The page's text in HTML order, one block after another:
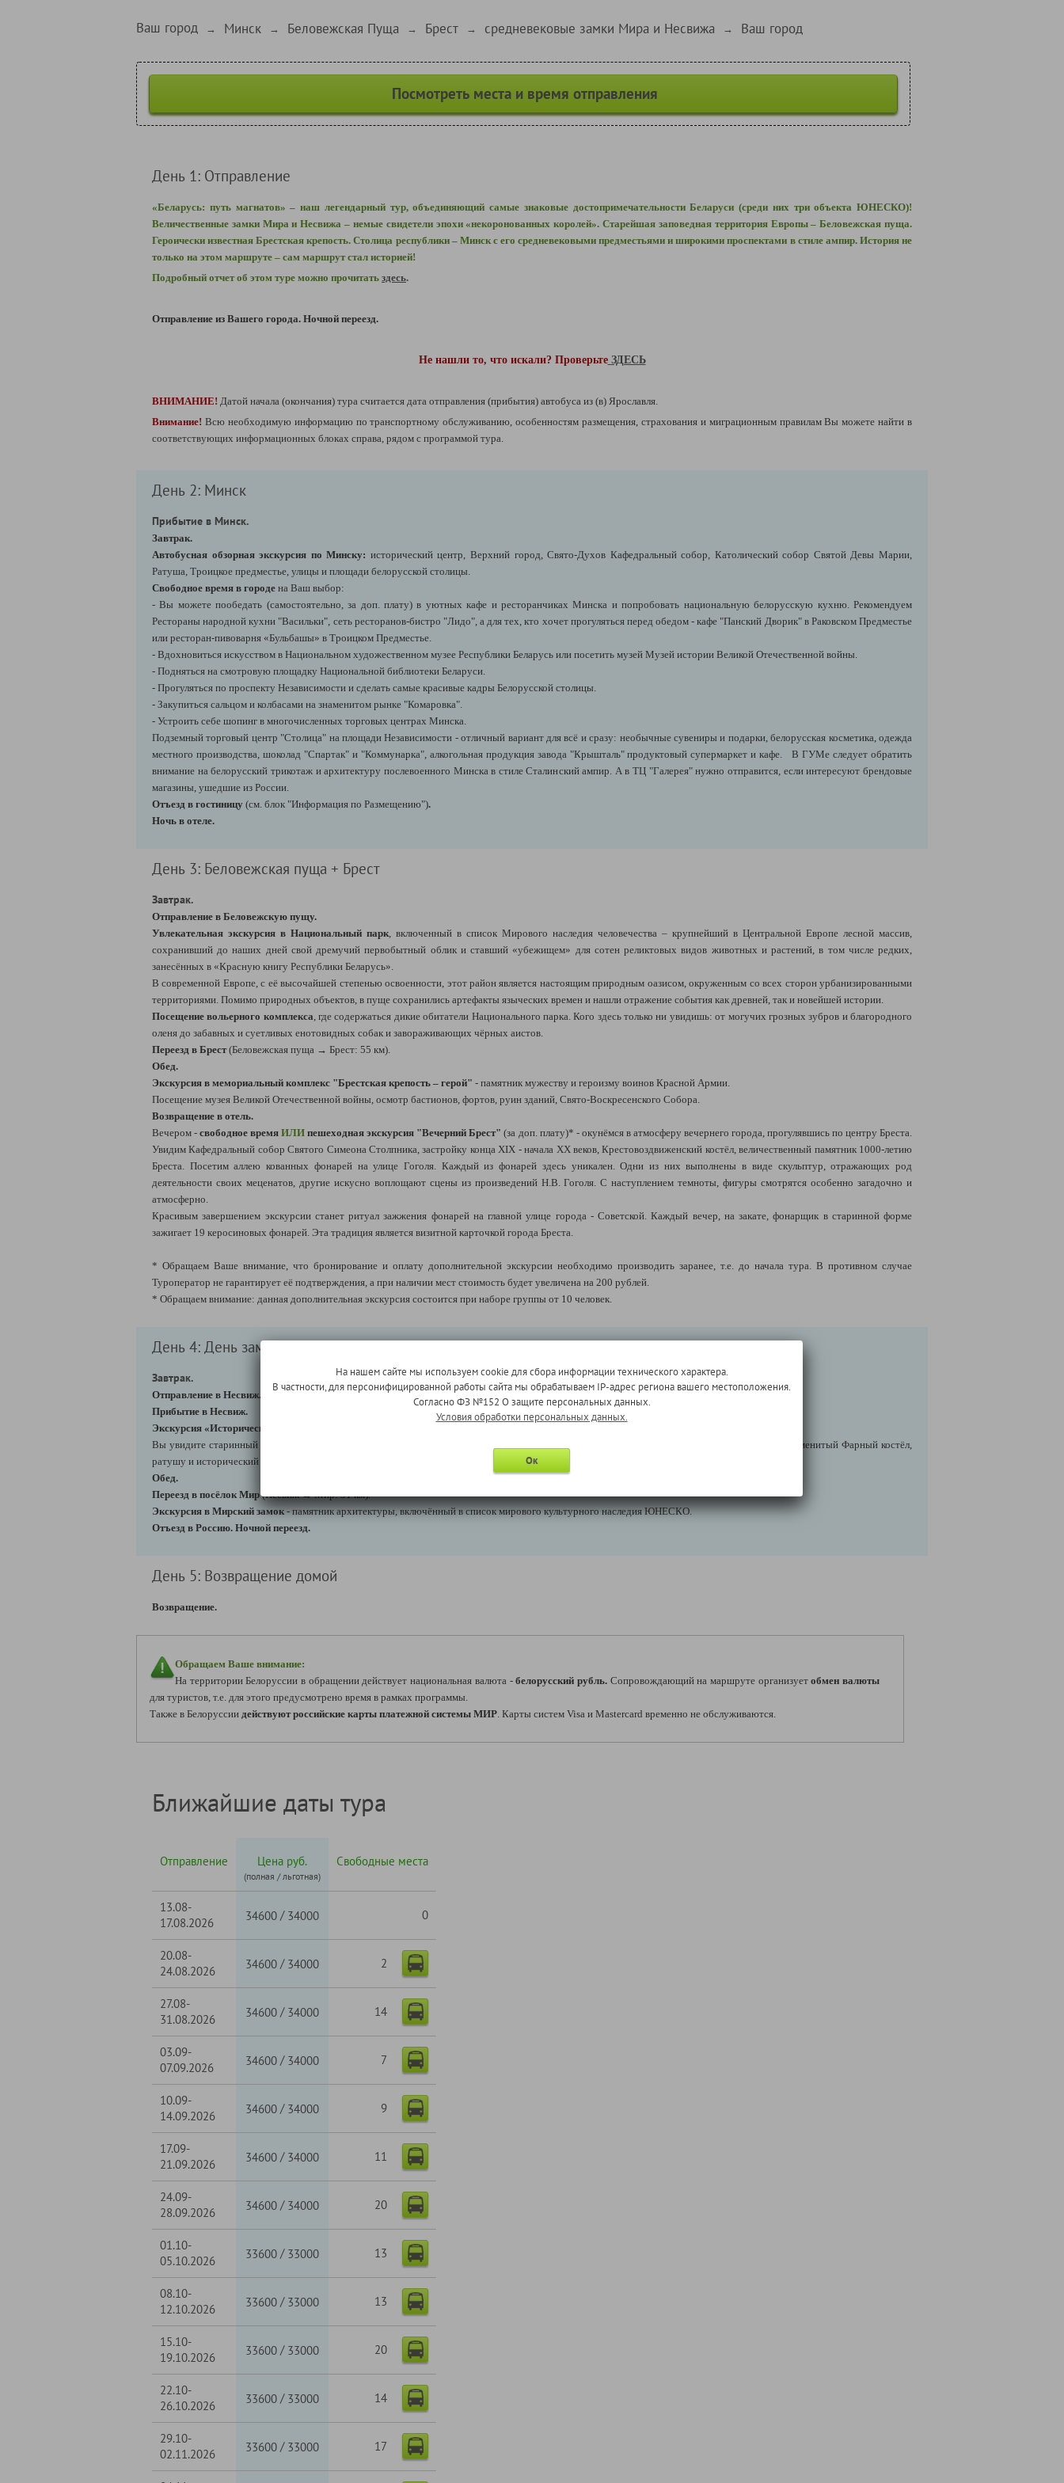
Ваш город → Минск → Беловежская Пуща → Брест → средневековые замки Мира и Несвижа → Ваш город
Посмотреть места и время отправления
День 1: Отправление
«Беларусь: путь магнатов» – наш легендарный тур, объединяющий самые знаковые достопримечательности Беларуси (среди них три объекта ЮНЕСКО)!
Величественные замки Мира и Несвижа – немые свидетели эпохи «некоронованных королей». Старейшая заповедная территория Европы – Беловежская пуща.
Героически известная Брестская крепость. Столица республики – Минск с его средневековыми предместьями и широкими проспектами в стиле ампир. История не
только на этом маршруте – сам маршрут стал историей!
Подробный отчет об этом туре можно прочитать здесь.
Отправление из Вашего города. Ночной переезд.
Не нашли то, что искали? Проверьте ЗДЕСЬ
ВНИМАНИЕ! Датой начала (окончания) тура считается дата отправления (прибытия) автобуса из (в) Ярославля.
Внимание! Всю необходимую информацию по транспортному обслуживанию, особенностям размещения, страхования и миграционным правилам Вы можете найти в
соответствующих информационных блоках справа, рядом с программой тура.
День 2: Минск
Прибытие в Минск.
Завтрак.
Автобусная обзорная экскурсия по Минску: исторический центр, Верхний город, Свято-Духов Кафедральный собор, Католический собор Святой Девы Марии,
Ратуша, Троицкое предместье, улицы и площади белорусской столицы.
Свободное время в городе на Ваш выбор:
- Вы можете пообедать (самостоятельно, за доп. плату) в уютных кафе и ресторанчиках Минска и попробовать национальную белорусскую кухню. Рекомендуем
Рестораны народной кухни "Васильки", сеть ресторанов-бистро "Лидо", а для тех, кто хочет прогуляться перед обедом - кафе "Панский Дворик" в Раковском Предместье
или ресторан-пивоварня «Бульбашы» в Троицком Предместье.
- Вдохновиться искусством в Национальном художественном музее Республики Беларусь или посетить музей Музей истории Великой Отечественной войны.
- Подняться на смотровую площадку Национальной библиотеки Беларуси.
- Прогуляться по проспекту Независимости и сделать самые красивые кадры Белорусской столицы.
- Закупиться сальцом и колбасами на знаменитом рынке "Комаровка".
- Устроить себе шопинг в многочисленных торговых центрах Минска.
Подземный торговый центр "Столица" на площади Независимости - отличный вариант для всё и сразу: необычные сувениры и подарки, белорусская косметика, одежда
местного производства, шоколад "Спартак" и "Коммунарка", алкогольная продукция завода "Крышталь" продуктовый супермаркет и кафе. В ГУМе следует обратить
внимание на белорусский трикотаж и архитектуру послевоенного Минска в стиле Сталинский ампир. А в ТЦ "Галерея" нужно отправится, если интересуют брендовые
магазины, ушедшие из России.
Отъезд в гостиницу (см. блок "Информация по Размещению").
Ночь в отеле.
День 3: Беловежская пуща + Брест
Завтрак.
Отправление в Беловежскую пущу.
Увлекательная экскурсия в Национальный парк, включенный в список Мирового наследия человечества – крупнейший в Центральной Европе лесной массив,
сохранивший до наших дней свой дремучий первобытный облик и ставший «убежищем» для сотен реликтовых видов животных и растений, в том числе редких,
занесённых в «Красную книгу Республики Беларусь».
В современной Европе, с её высочайшей степенью освоенности, этот район является настоящим природным оазисом, окруженным со всех сторон урбанизированными
территориями. Помимо природных объектов, в пуще сохранились артефакты языческих времен и нашли отражение события как древней, так и новейшей истории.
Посещение вольерного комплекса, где содержаться дикие обитатели Национального парка. Кого здесь только ни увидишь: от могучих грозных зубров и благородного
оленя до забавных и суетливых енотовидных собак и завораживающих чёрных аистов.
Переезд в Брест(Беловежская пуща → Брест: 55 км).
Обед.
Экскурсия в мемориальный комплекс "Брестская крепость – герой" - памятник мужеству и героизму воинов Красной Армии.
Посещение музея Великой Отечественной войны, осмотр бастионов, фортов, руин зданий, Свято-Воскресенского Собора.
Возвращение в отель.
Вечером -свободное времяИЛИ пешеходная экскурсия "Вечерний Брест" (за доп. плату)* - окунёмся в атмосферу вечернего города, прогулявшись по центру Бреста.
Увидим Кафедральный собор Святого Симеона Столпника, застройку конца XIX - начала XX веков, Крестовоздвиженский костёл, величественный памятник 1000-летию
Бреста. Посетим аллею кованных фонарей на улице Гоголя. Каждый из фонарей здесь уникален. Одни из них выполнены в виде скульптур, отражающих род
деятельности своих меценатов, другие искусно воплощают сцены из произведений Н.В. Гоголя. С наступлением темноты, фигуры смотрятся особенно загадочно и
атмосферно.
Красивым завершением экскурсии станет ритуал зажжения фонарей на главной улице города - Советской. Каждый вечер, на закате, фонарщик в старинной форме
зажигает 19 керосиновых фонарей. Эта традиция является визитной карточкой города Бреста.
* Обращаем Ваше внимание, что бронирование и оплату дополнительной экскурсии необходимо производить заранее, т.е. до начала тура. В противном случае
Туроператор не гарантирует её подтверждения, а при наличии мест стоимость будет увеличена на 200 рублей.
* Обращаем внимание: данная дополнительная экскурсия состоится при наборе группы от 10 человек.
День 4: День замков
Завтрак.
Отправление в Несвиж. (Брест→ Несвиж: 277 км)
Прибытие в Несвиж.
Экскурсия «Исторические и архитектурные памятники Несвижа».
Вы увидите старинный Несвижский замок (внешний осмотр), принадлежавший династии «некоронованных королей» Радзивиллов, а также знаменитый Фарный костёл,
ратушу и исторический парковый ансамбль.
Обед.
Переезд в посёлок Мир(Несвиж → Мир: 31 км).
Экскурсия в Мирский замок- памятник архитектуры, включённый в список мирового культурного наследия ЮНЕСКО.
Отъезд в Россию. Ночной переезд.
День 5: Возвращение домой
Возвращение.
Обращаем Ваше внимание:
На территории Белоруссии в обращении действует национальная валюта -белорусский рубль.Сопровождающий на маршруте организуетобмен валюты
для туристов, т.е. для этого предусмотрено время в рамках программы.
Также в Белоруссии действуют российские карты платежной системы МИР. Карты систем Visa и Mastercard временно не обслуживаются.
Ближайшие даты тура
Отправление Цена руб.
(полная / льготная)
Свободные места
13.08-
17.08.2026
34600 / 34000 0
20.08-
24.08.2026
34600 / 34000 2
27.08-
31.08.2026
34600 / 34000 14
03.09-
07.09.2026
34600 / 34000 7
10.09-
14.09.2026
34600 / 34000 9
17.09-
21.09.2026
34600 / 34000 11
24.09-
28.09.2026
34600 / 34000 20
01.10-
05.10.2026
33600 / 33000 13
08.10-
12.10.2026
33600 / 33000 13
15.10-
19.10.2026
33600 / 33000 20
22.10-
26.10.2026
33600 / 33000 14
29.10-
02.11.2026
33600 / 33000 17
На нашем сайте мы используем cookie для сбора информации технического характера.
В частности, для персонифицированной работы сайта мы обрабатываем IP-адрес региона вашего местоположения.
Согласно ФЗ №152 О защите персональных данных.
Условия обработки персональных данных.
Ок